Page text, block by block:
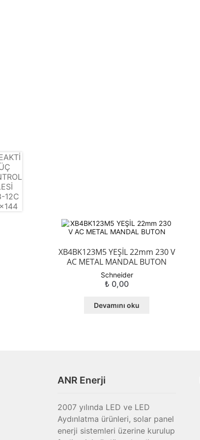
XB4BK123M5 YEŞİL 22mm 230 V
AC METAL MANDAL BUTON
Schneider
₺ 0,00
Devamını oku
ANR Enerji
2007 yılında LED ve LED
Aydınlatma ürünleri, solar panel
enerji sistemleri üzerine kurulup